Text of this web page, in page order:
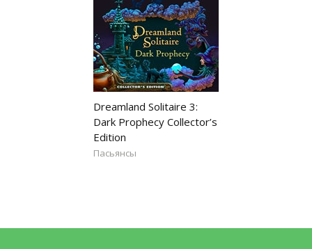
Dreamland Solitaire 3:
Dark Prophecy Collector’s
Edition
Пасьянсы